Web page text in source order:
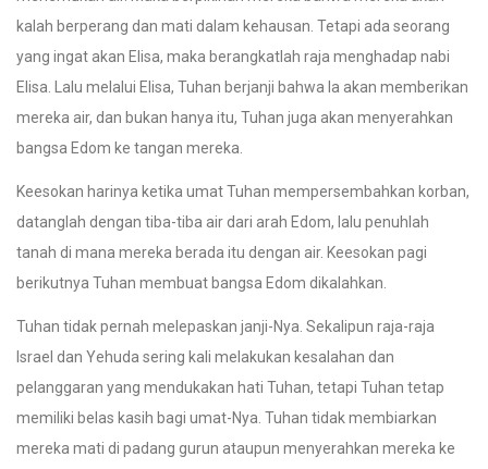
kalah berperang dan mati dalam kehausan. Tetapi ada seorang
yang ingat akan Elisa, maka berangkatlah raja menghadap nabi
Elisa. Lalu melalui Elisa, Tuhan berjanji bahwa Ia akan memberikan
mereka air, dan bukan hanya itu, Tuhan juga akan menyerahkan
bangsa Edom ke tangan mereka.
Keesokan harinya ketika umat Tuhan mempersembahkan korban,
datanglah dengan tiba-tiba air dari arah Edom, lalu penuhlah
tanah di mana mereka berada itu dengan air. Keesokan pagi
berikutnya Tuhan membuat bangsa Edom dikalahkan.
Tuhan tidak pernah melepaskan janji-Nya. Sekalipun raja-raja
Israel dan Yehuda sering kali melakukan kesalahan dan
pelanggaran yang mendukakan hati Tuhan, tetapi Tuhan tetap
memiliki belas kasih bagi umat-Nya. Tuhan tidak membiarkan
mereka mati di padang gurun ataupun menyerahkan mereka ke